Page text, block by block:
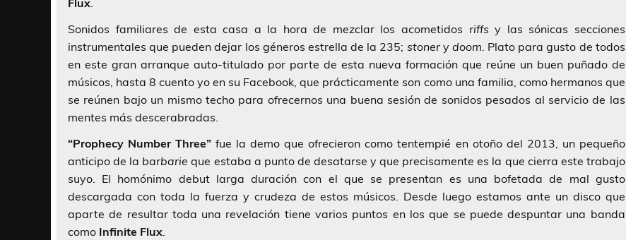
Flux.
Sonidos familiares de esta casa a la hora de mezclar los acometidos riffs y las sónicas secciones
instrumentales que pueden dejar los géneros estrella de la 235; stonery doom. Plato para gusto de todos
en este gran arranque auto-titulado por parte de esta nueva formación que reúne un buen puñado de
músicos, hasta 8 cuento yo en su Facebook, que prácticamente son como una familia, como hermanos que
se reúnen bajo un mismo techo para ofrecernos una buena sesión de sonidos pesados al servicio de las
mentes más descerabradas.
“Prophecy Number Three” fue la demo que ofrecieron como tentempié en otoño del 2013, un pequeño
anticipo de la barbarie que estaba a punto de desatarse y que precisamente es la que cierra este trabajo
suyo. El homónimo debut larga duración con el que se presentan es una bofetada de mal gusto
descargada con toda la fuerza y crudeza de estos músicos. Desde luego estamos ante un disco que
aparte de resultar toda una revelación tiene varios puntos en los que se puede despuntar una banda
como Infinite Flux.